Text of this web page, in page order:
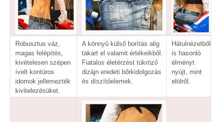
Robusztus váz,
magas felépítés,
kivételesen szépen
ívelt kontúros
idomok jellemezték
kivitelezésüket.
A könnyû külső borítás alig
takart el valamit értékeikből.
Fiatalos életérzést tükröző
dizájn eredeti bőrkidolgozás
és díszítőelemek.
Hátulnézetből
is hasonló
élményt
nyújt, mint
elölről.